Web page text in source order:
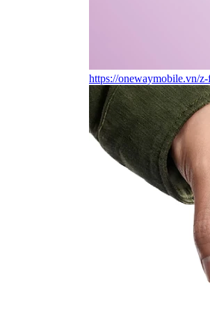
https://onewaymobile.vn/